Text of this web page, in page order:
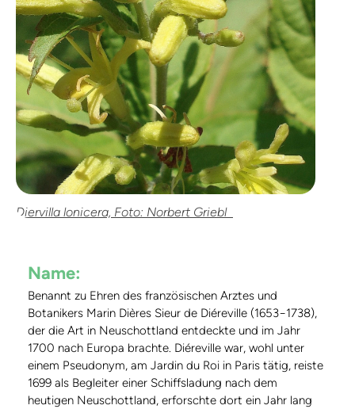
Diervilla lonicera, Foto: Norbert Griebl
Name:
Benannt zu Ehren des französischen Arztes und
Botanikers Marin Dières Sieur de Diéreville (1653−1738),
der die Art in Neuschottland entdeckte und im Jahr
1700 nach Europa brachte. Diéreville war, wohl unter
einem Pseudonym, am Jardin du Roi in Paris tätig, reiste
1699 als Begleiter einer Schiffsladung nach dem
heutigen Neuschottland, erforschte dort ein Jahr lang